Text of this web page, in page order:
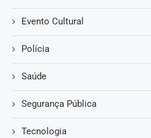
Evento Cultural
Polícia
Saúde
Segurança Pública
Tecnologia